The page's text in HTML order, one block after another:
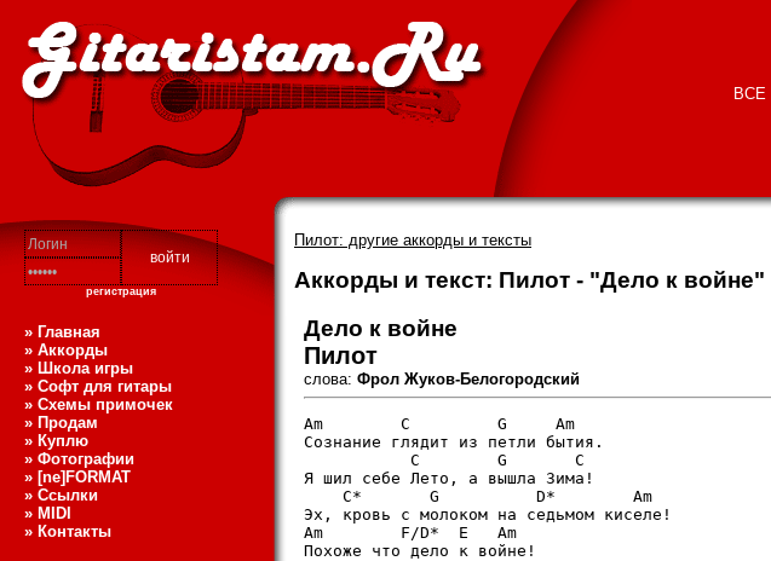
ВСЕ|
регистрация
Пилот: другие аккорды и тексты
Аккорды и текст: Пилот - "Дело к войне"
» Главная
» Аккорды
» Школа игры
» Софт для гитары
» Схемы примочек
» Продам
» Куплю
» Фотографии
» [ne]FORMAT
» Ссылки
» MIDI
» Контакты
Дело к войне
Пилот
слова: Фрол Жуков-Белогородский
Am        C         G     Am
Сознание глядит из петли бытия.
           C        G       C
Я шил себе Лето, а вышла Зима!
    C*       G          D*        Am
Эх, кровь с молоком на седьмом киселе!
Am        F/D*  E   Am
Похоже что дело к войне!